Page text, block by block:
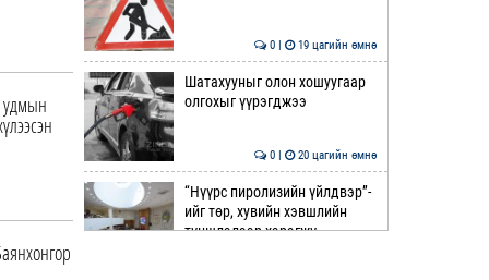
удмын
0 | 19 цагийн өмнө
Шатахууныг олон хошуугаар
олгохыг үүрэгджээ
0 | 20 цагийн өмнө
“Нүүрс пиролизийн үйлдвэр”-
ийг төр, хувийн хэвшлийн
түншлэлээр хэрэгжү…